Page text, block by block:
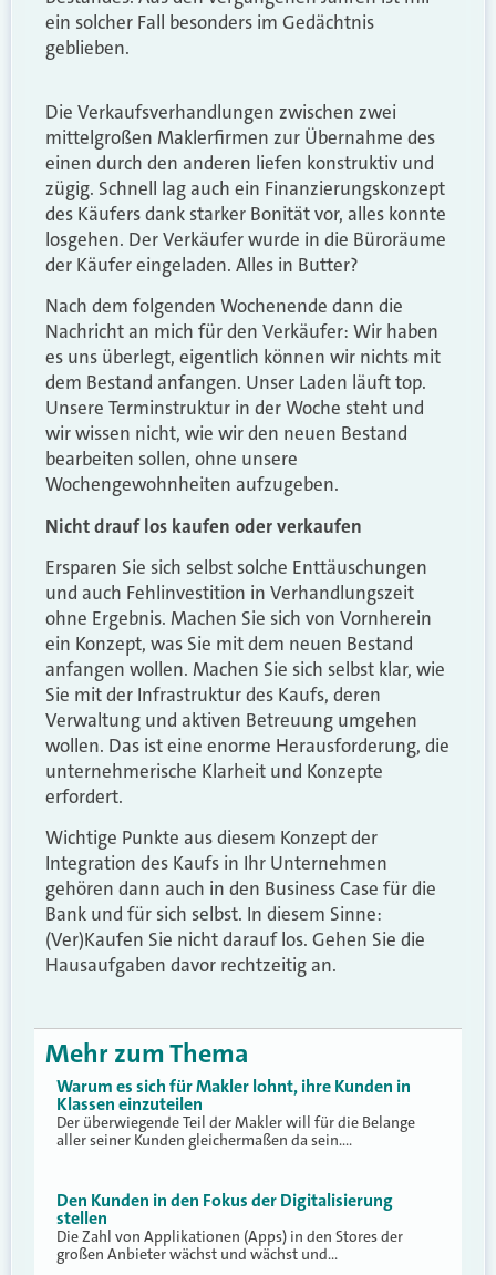
ein solcher Fall besonders im Gedächtnis
geblieben.
Die Verkaufsverhandlungen zwischen zwei
mittelgroßen Maklerfirmen zur Übernahme des
einen durch den anderen liefen konstruktiv und
zügig. Schnell lag auch ein Finanzierungskonzept
des Käufers dank starker Bonität vor, alles konnte
losgehen. Der Verkäufer wurde in die Büroräume
der Käufer eingeladen. Alles in Butter?
Nach dem folgenden Wochenende dann die
Nachricht an mich für den Verkäufer: Wir haben
es uns überlegt, eigentlich können wir nichts mit
dem Bestand anfangen. Unser Laden läuft top.
Unsere Terminstruktur in der Woche steht und
wir wissen nicht, wie wir den neuen Bestand
bearbeiten sollen, ohne unsere
Wochengewohnheiten aufzugeben.
Nicht drauf los kaufen oder verkaufen
Ersparen Sie sich selbst solche Enttäuschungen
und auch Fehlinvestition in Verhandlungszeit
ohne Ergebnis. Machen Sie sich von Vornherein
ein Konzept, was Sie mit dem neuen Bestand
anfangen wollen. Machen Sie sich selbst klar, wie
Sie mit der Infrastruktur des Kaufs, deren
Verwaltung und aktiven Betreuung umgehen
wollen. Das ist eine enorme Herausforderung, die
unternehmerische Klarheit und Konzepte
erfordert.
Wichtige Punkte aus diesem Konzept der
Integration des Kaufs in Ihr Unternehmen
gehören dann auch in den Business Case für die
Bank und für sich selbst. In diesem Sinne:
(Ver)Kaufen Sie nicht darauf los. Gehen Sie die
Hausaufgaben davor rechtzeitig an.
Mehr zum Thema
Warum es sich für Makler lohnt, ihre Kunden in
Klassen einzuteilen
Der überwiegende Teil der Makler will für die Belange
aller seiner Kunden gleichermaßen da sein.…
Den Kunden in den Fokus der Digitalisierung
stellen
Die Zahl von Applikationen (Apps) in den Stores der
großen Anbieter wächst und wächst und…